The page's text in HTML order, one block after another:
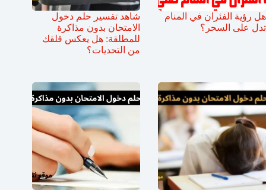
هل رؤية الفئران في المنام
تدل على السحر؟
شاهد تفسير حلم دخول
الامتحان بدون مذاكرة
للمطلقة: هل يعكس قلقك
من التحديات؟